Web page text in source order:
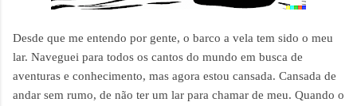
Desde que me entendo por gente, o barco a vela tem sido o meu
lar. Naveguei para todos os cantos do mundo em busca de
aventuras e conhecimento, mas agora estou cansada. Cansada de
andar sem rumo, de não ter um lar para chamar de meu. Quando o